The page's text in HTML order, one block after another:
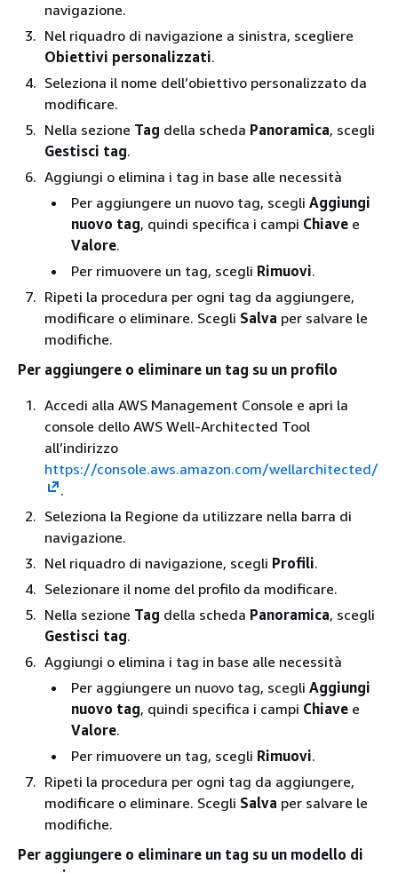
navigazione.
Nel riquadro di navigazione a sinistra, scegliere
Obiettivi personalizzati.
Seleziona il nome dell’obiettivo personalizzato da
modificare.
Nella sezione Tag della scheda Panoramica, scegli
Gestisci tag.
Aggiungi o elimina i tag in base alle necessità
Per aggiungere un nuovo tag, scegli Aggiungi
nuovo tag, quindi specifica i campi Chiave e
Valore.
Per rimuovere un tag, scegli Rimuovi.
Ripeti la procedura per ogni tag da aggiungere,
modificare o eliminare. Scegli Salva per salvare le
modifiche.
Per aggiungere o eliminare un tag su un profilo
Accedi alla AWS Management Console e apri la
console dello AWS Well-Architected Tool
all’indirizzo
https://console.aws.amazon.com/wellarchitected/
.
Seleziona la Regione da utilizzare nella barra di
navigazione.
Nel riquadro di navigazione, scegli Profili.
Selezionare il nome del profilo da modificare.
Nella sezione Tag della scheda Panoramica, scegli
Gestisci tag.
Aggiungi o elimina i tag in base alle necessità
Per aggiungere un nuovo tag, scegli Aggiungi
nuovo tag, quindi specifica i campi Chiave e
Valore.
Per rimuovere un tag, scegli Rimuovi.
Ripeti la procedura per ogni tag da aggiungere,
modificare o eliminare. Scegli Salva per salvare le
modifiche.
Per aggiungere o eliminare un tag su un modello di